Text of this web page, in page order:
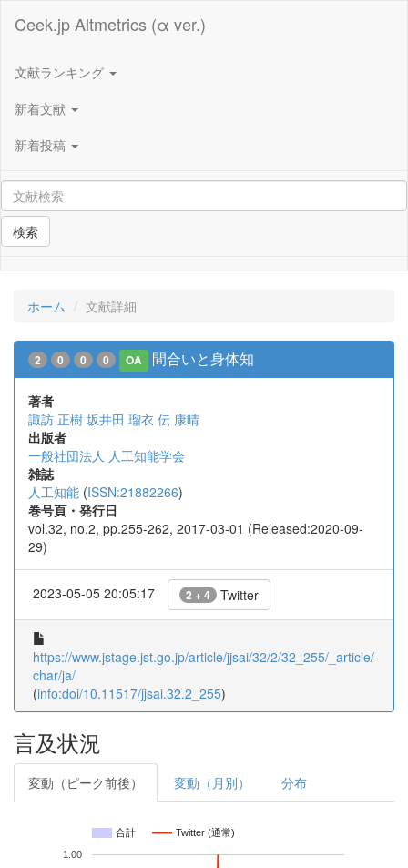
Ceek.jp Altmetrics (α ver.)
文献ランキング
新着文献
新着投稿
検索
ホーム 文献詳細
2 0 0 0 OA 間合いと身体知
著者
諏訪 正樹 坂井田 瑠衣 伝 康晴
出版者
一般社団法人 人工知能学会
雑誌
人工知能 (ISSN:21882266)
巻号頁・発行日
vol.32, no.2, pp.255-262, 2017-03-01 (Released:2020-09-
29)
2023-05-05 20:05:17 2 + 4 Twitter
https://www.jstage.jst.go.jp/article/jjsai/32/2/32_255/_article/-
char/ja/
(info:doi/10.11517/jjsai.32.2_255)
言及状況
変動（ピーク前後） 変動（月別） 分布
合計 Twitter (通常)
1.00